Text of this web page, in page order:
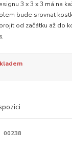
3 x 3 x 3 má na
bude srovnat
od začátku až do
00238